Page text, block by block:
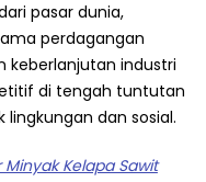
pasar dunia,
perdagangan
keberlanjutan industri
di tengah tuntutan
dan sosial.
Kelapa Sawit